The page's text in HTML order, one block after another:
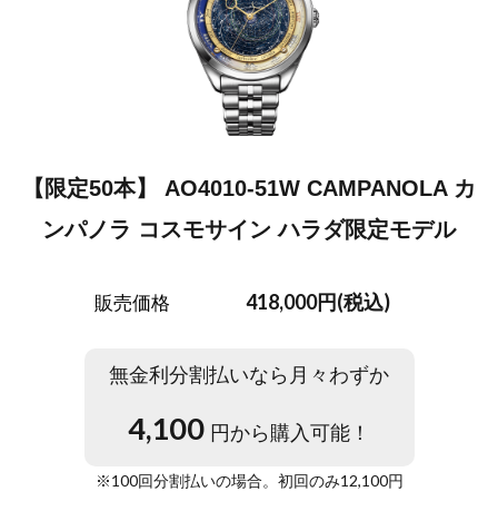
【限定50本】 AO4010-51W CAMPANOLA カ
ンパノラ コスモサイン ハラダ限定モデル
販売価格 418,000円(税込)
無金利分割払いなら月々わずか
4,100 円から購入可能！
※100回分割払いの場合。初回のみ12,100円